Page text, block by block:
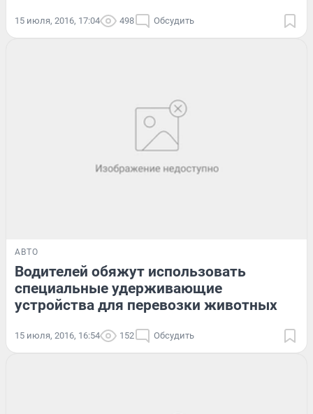
15 июля, 2016, 17:04 498 Обсудить
АВТО
Водителей обяжут использовать
специальные удерживающие
устройства для перевозки животных
15 июля, 2016, 16:54 152 Обсудить